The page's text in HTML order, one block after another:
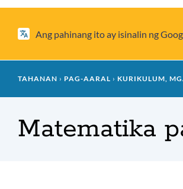
Ang pahinang ito ay isinalin ng
Mumo
tinapay
TAHANAN PAG-AARAL KURIKULUM,
Matematika